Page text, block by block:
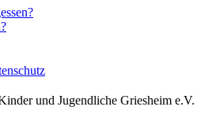
und Jugendliche Griesheim e.V.